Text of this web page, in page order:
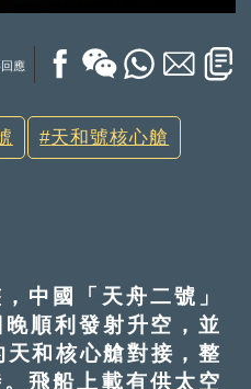
應
天和號核心艙
國「天舟二號」
順利發射升空，並
和核心艙對接，整
飛船上載有供太空